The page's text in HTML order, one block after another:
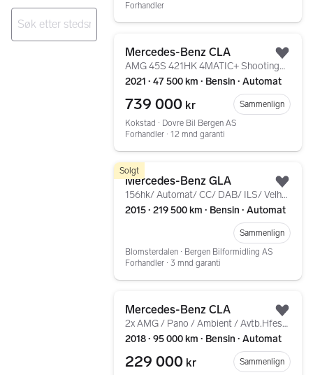
Forhandler
Mercedes-Benz CLA
AMG 45S 421HK 4MATIC+ ShootingBrake/Distronic+/Sp.Eksos
2021 ∙ 47 500 km ∙ Bensin ∙ Automat
739 000 kr
Sammenlign
Kokstad ∙ Dovre Bil Bergen AS
Forhandler ∙ 12 mnd garanti
Solgt
Mercedes-Benz GLA
156hk/ Automat/ CC/ DAB/ ILS/ Velholdt+
2015 ∙ 219 500 km ∙ Bensin ∙ Automat
Sammenlign
Blomsterdalen ∙ Bergen Bilformidling AS
Forhandler ∙ 3 mnd garanti
Gå til annonsen
Mercedes-Benz CLA
2x AMG / Pano / Ambient / Avtb.Hfeste / R.kamera ++
2018 ∙ 95 000 km ∙ Bensin ∙ Automat
229 000 kr
Sammenlign